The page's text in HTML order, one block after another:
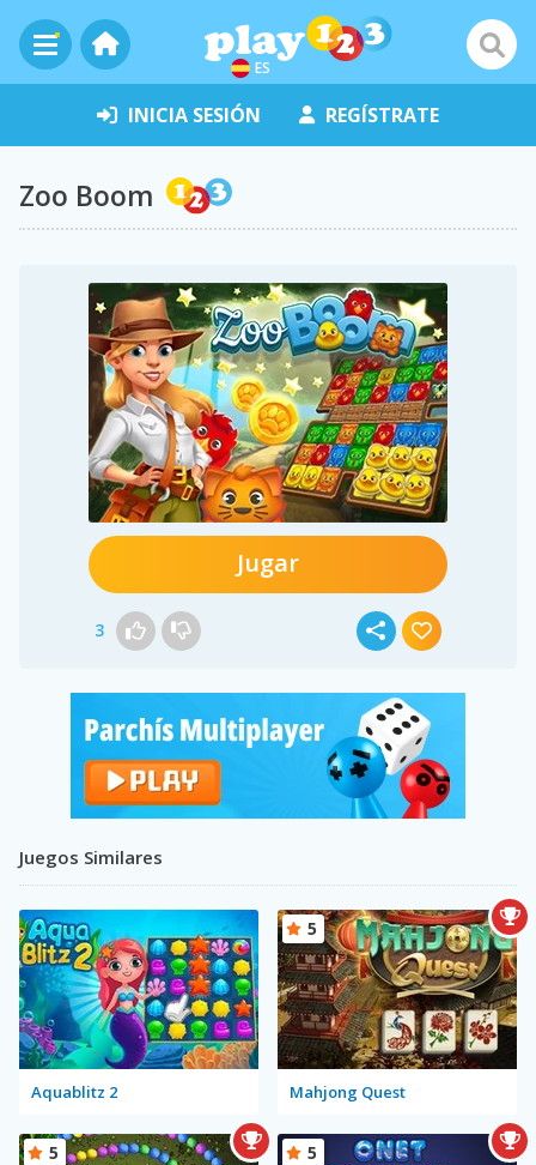
ES
INICIA SESIÓN REGÍSTRATE
Zoo Boom
Jugar
3
Juegos Similares
Aquablitz 2 Mahjong Quest
5
5 5